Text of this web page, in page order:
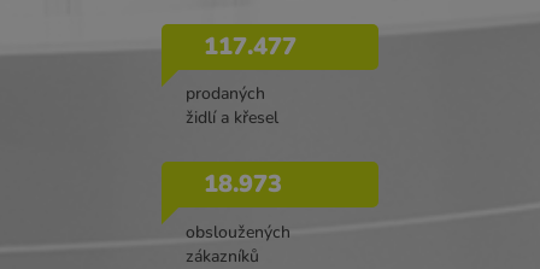
117.477
prodaných
židlí a křesel
18.973
obsloužených
zákazníků